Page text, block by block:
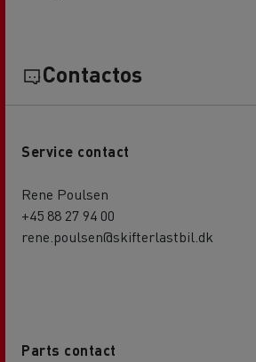
Contactos
Service contact
Rene Poulsen
+45 88 27 94 00
rene.poulsen@skifterlastbil.dk
Parts contact